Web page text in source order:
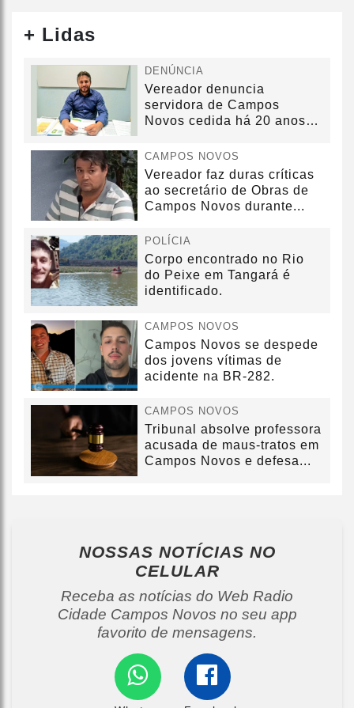
+ Lidas
DENÚNCIA
Vereador denuncia
servidora de Campos
Novos cedida há 20 anos
CAMPOS NOVOS
Vereador faz duras críticas
ao secretário de Obras de
Campos Novos durante...
POLÍCIA
Corpo encontrado no Rio
do Peixe em Tangará é
identificado.
CAMPOS NOVOS
Campos Novos se despede
dos jovens vítimas de
acidente na BR-282.
CAMPOS NOVOS
Tribunal absolve professora
acusada de maus-tratos em
Campos Novos e defesa...
NOSSAS NOTÍCIAS NO
CELULAR
Receba as notícias do Web Radio
Cidade Campos Novos no seu app
favorito de mensagens.